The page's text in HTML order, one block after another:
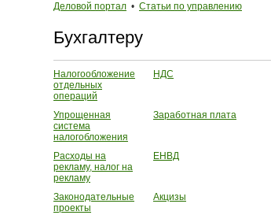
Деловой портал • Статьи по управлению
Бухгалтеру
Налогообложение
отдельных
операций
НДС
Упрощенная
система
налогобложения
Заработная плата
Расходы на
рекламу, налог на
рекламу
ЕНВД
Законодательные
проекты
Акцизы